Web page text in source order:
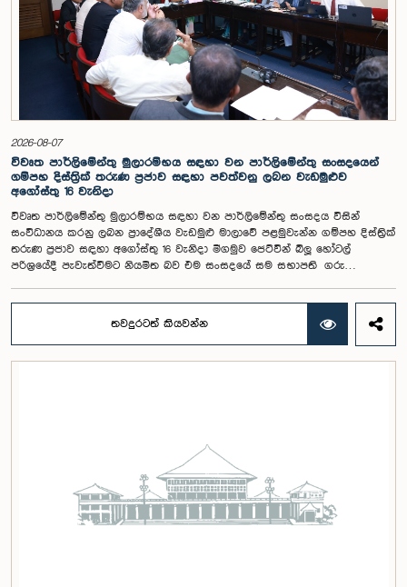
විය. එමෙන්ම විදේශගත ශ්‍රී ලාංකිකයන්ට ඡන්ද අයිතිය ලබාදීම සම්බන්ධයෙන්
වන යෝජනා පිළිබඳව ද සලකා බැලුණු අතර, ඒ සඳහා අවශ්‍ය නීතිමය හා
පරිපාලනමය ප්‍රතිපාදන පිළිබඳ වැඩිදුර අධ්‍යයනය කිරීමේ අවශ්‍යතාව
අවධාරණය කෙරිණි.කාරක සභාව විසින් පත් කළ විශේෂඥ මණ්ඩලය මඟින්
ලැබී ඇති යෝජනා 31 සහ පූර්ව පාර්ලිමේන්තු තේරීම් කාරක සභා වාර්තා
විශ්ලේෂණය කර ප්‍රායෝගික නිර්දේශ සහිත වාර්තාවක් සකස් කිරීමට නියමිත
අතර, එම නිර්දේශ සමාලෝචනය කිරීම සඳහා ඉදිරි කටයුතු සිදු කිරීමට කාරක
සභාව තීරණය කළේය.මෙම රැස්වීමට කාරක සභා සාමාජික ගරු අමාත්‍ය
ආචාර්ය උපාලි පන්නිලගේ මහතා සහ ගරු පාර්ලිමේන්තු මන්ත්‍රීවරුන් වන රවී
කරුණානායක, රුවන්තිලක ජයකොඩි සහ කදිරවේලු ෂන්මුගම් කුගදාසන් යන
මහත්වරු සහභාගී වූහ.
2026-08-07
විවෘත පාර්ලිමේන්තු මුලාරම්භය සඳහා වන පාර්ලිමේන්තු සංසදයෙන්
ගම්පහ දිස්ත්‍රික් තරුණ ප්‍රජාව සඳහා පවත්වනු ලබන වැඩමුළුව
අගෝස්තු 16 වැනිදා
විවෘත පාර්ලිමේන්තු මුලාරම්භය සඳහා වන පාර්ලිමේන්තු සංසදය විසින්
සංවිධානය කරනු ලබන ප්‍රාදේශීය වැඩමුළු මාලාවේ පළමුවැන්න ගම්පහ දිස්ත්‍රික්
තරුණ ප්‍රජාව සඳහා අගෝස්තු 16 වැනිදා මීගමුව ජෙට්වින් බ්ලූ හෝටල්
පරිශ්‍රයේදී පැවැත්වීමට නියමිත බව එම සංසදයේ සම සභාපති ගරු
සහභාගීත්වයෙන් විවෘත පාර්ලිමේන්තු සංකල්පය තවදුරටත් ප්‍රවර්ධනය කිරීමේ
අරමුණින් මෙම වැඩමුළු මාලාව සංවිධානය කෙරෙන අතර සංසදයේ සාමාජික
මන්ත්‍රීවරු මෙන්ම ගම්පහ දිස්ත්‍රික් පාර්ලිමේන්තු මන්ත්‍රීවරුන් ද මෙම අවස්ථාවට
සංසදයේ සාමාජික මන්ත්‍රීවරු සහ වැඩමුළු මාලාව සඳහා අනුග්‍රාහකත්වය
සපයන සංවර්ධන සහකරු වන CII (Coalition for Inclusive Impact)
ආයතනයේ නියෝජිතයෝ එක්ව සිටියහ.මෙම වැඩමුළුව සඳහා සහභාගීවීමට
අපේක්ෂා කරන ගම්පහ දිස්ත්‍රික්කයේ වයස අවු 18 – 35 අතර තරුණ තරුණියන්
https://forms.gle/aVp5UzhLbtPSmVap8 සබැඳිය ඔස්සේ අදාළ පෝරමය
සම්පූර්ණ කොට ලියාපදිංචි විය විය යුතුය.
තවදුරටත් කියවන්න